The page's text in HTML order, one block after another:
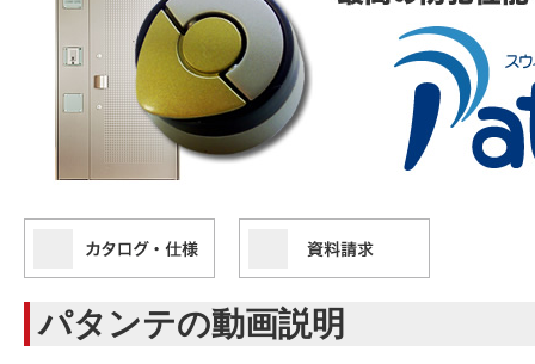
会社案内
サイトマップ
パタンテの動画説明